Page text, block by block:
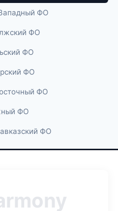
ФО
ФО
ФО
ФО
ФО
ФО
ФО